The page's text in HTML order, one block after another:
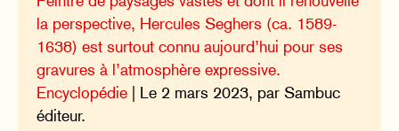
la perspective, Hercules Seghers (ca. 1589-
1638) est surtout connu aujourd’hui pour ses
gravures à l’atmosphère expressive.
Encyclopédie | Le 2 mars 2023, par Sambuc
éditeur.